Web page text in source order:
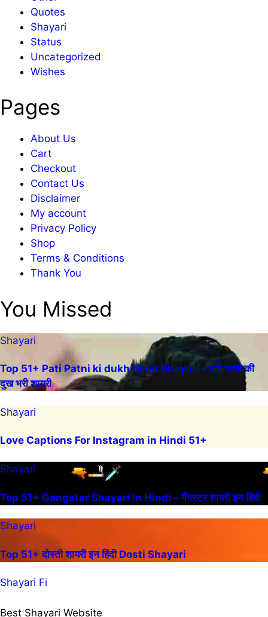
Quotes
Shayari
Status
Uncategorized
Wishes
Pages
About Us
Cart
Checkout
Contact Us
Disclaimer
My account
Privacy Policy
Shop
Terms & Conditions
Thank You
You Missed
Shayari
Top 51+ Pati Patni ki dukh bhari Shayari – पति पत्नी की
दुख भरी शायरी
Shayari
Love Captions For Instagram in Hindi 51+
Shayari
Top 51+ Gangster Shayari In Hindi – गैंगस्टर शायरी इन हिंदी
Shayari
Top 51+ दोस्ती शायरी इन हिंदी Dosti Shayari
Shayari Fi
Best Shayari Website